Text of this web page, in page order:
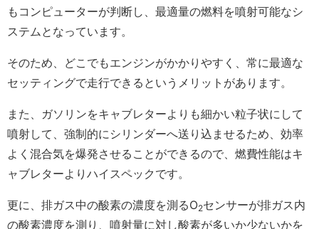
もコンピューターが判断し、最適量の燃料を噴射可能なシ
ステムとなっています。
そのため、どこでもエンジンがかかりやすく、常に最適な
セッティングで走行できるというメリットがあります。
また、ガソリンをキャブレターよりも細かい粒子状にして
噴射して、強制的にシリンダーへ送り込ませるため、効率
よく混合気を爆発させることができるので、燃費性能はキ
ャブレターよりハイスペックです。
更に、排ガス中の酸素の濃度を測るO2センサーが排ガス内
の酸素濃度を測り、噴射量に対し酸素が多いか少ないかを